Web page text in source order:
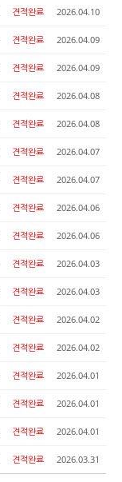
견적완료 2026.04.10
견적완료 2026.04.09
견적완료 2026.04.09
견적완료 2026.04.08
견적완료 2026.04.08
견적완료 2026.04.07
견적완료 2026.04.07
견적완료 2026.04.06
견적완료 2026.04.06
견적완료 2026.04.03
견적완료 2026.04.03
견적완료 2026.04.02
견적완료 2026.04.02
견적완료 2026.04.01
견적완료 2026.04.01
견적완료 2026.04.01
견적완료 2026.03.31